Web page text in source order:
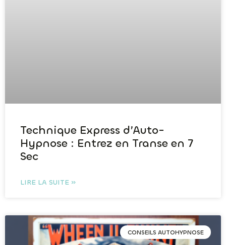
Technique Express d’Auto-
Hypnose : Entrez en Transe en 7
Sec
LIRE LA SUITE »
CONSEILS AUTOHYPNOSE